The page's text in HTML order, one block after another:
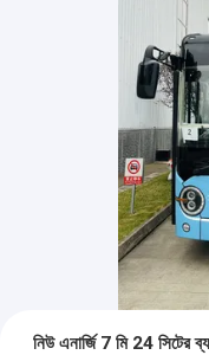
নিউ এনার্জি 7 মি 24 সিটের